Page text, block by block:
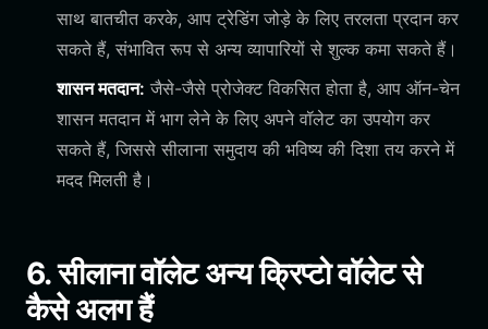
साथ बातचीत करके, आप ट्रेडिंग जोड़े के लिए तरलता प्रदान कर
सकते हैं, संभावित रूप से अन्य व्यापारियों से शुल्क कमा सकते हैं।
शासन मतदान: जैसे-जैसे प्रोजेक्ट विकसित होता है, आप ऑन-चेन
शासन मतदान में भाग लेने के लिए अपने वॉलेट का उपयोग कर
सकते हैं, जिससे सीलाना समुदाय की भविष्य की दिशा तय करने में
मदद मिलती है।
6. सीलाना वॉलेट अन्य क्रिप्टो वॉलेट से
कैसे अलग हैं